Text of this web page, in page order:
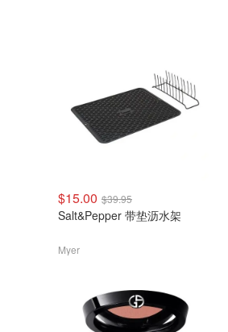
$15.00 $39.95
Salt&Pepper 带垫沥水架
Myer